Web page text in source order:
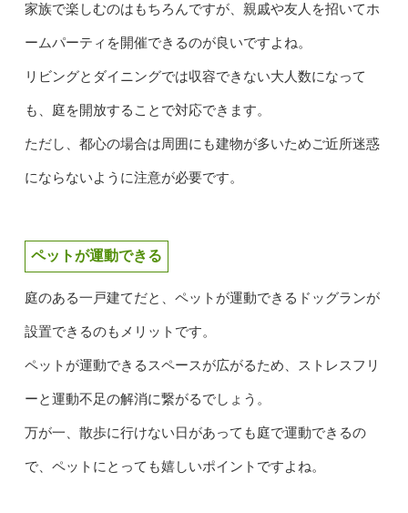
家族で楽しむのはもちろんですが、親戚や友人を招いてホ
ームパーティを開催できるのが良いですよね。
リビングとダイニングでは収容できない大人数になって
も、庭を開放することで対応できます。
ただし、都心の場合は周囲にも建物が多いためご近所迷惑
にならないように注意が必要です。
ペットが運動できる
庭のある一戸建てだと、ペットが運動できるドッグランが
設置できるのもメリットです。
ペットが運動できるスペースが広がるため、ストレスフリ
ーと運動不足の解消に繋がるでしょう。
万が一、散歩に行けない日があっても庭で運動できるの
で、ペットにとっても嬉しいポイントですよね。